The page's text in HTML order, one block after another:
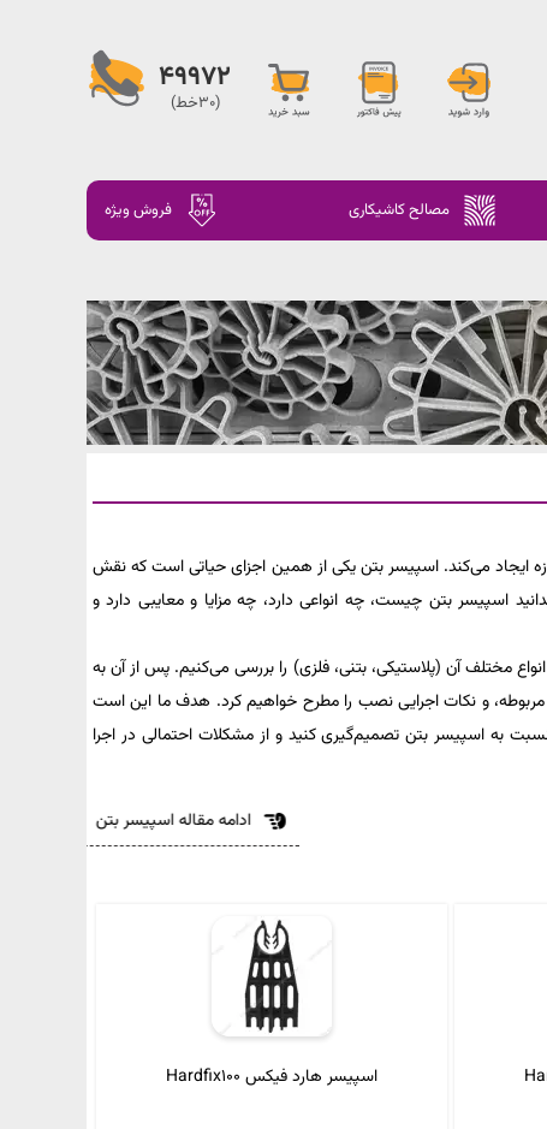
49972
(30خط)
مصالح کاشیکاری فروش ویژه
ایجاد می‌کند. اسپیسر بتن یکی از همین اجزای حیاتی است که نقش
اسپیسر بتن چیست، چه انواعی دارد، چه مزایا و معایبی دارد و
مختلف آن (پلاستیکی، بتنی، فلزی) را بررسی می‌کنیم. پس از آن به
مربوطه، و نکات اجرایی نصب را مطرح خواهیم کرد. هدف ما این است
به اسپیسر بتن تصمیم‌گیری کنید و از مشکلات احتمالی در اجرا
ادامه مقاله اسپیسر بتن
اسپیسر هارد فیکس Hardfix100